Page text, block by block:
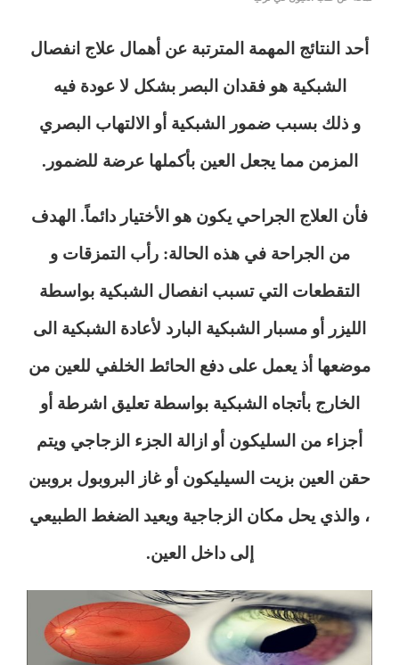
أحد النتائج المهمة المترتبة عن أهمال علاج انفصال
الشبكية هو فقدان البصر بشكل لا عودة فيه
و ذلك بسبب ضمور الشبكية أو الالتهاب البصري
المزمن مما يجعل العين بأكملها عرضة للضمور.
فأن العلاج الجراحي يكون هو الأختيار دائماً. الهدف
من الجراحة في هذه الحالة: رأب التمزقات و
التقطعات التي تسبب انفصال الشبكية بواسطة
الليزر أو مسبار الشبكية البارد لأعادة الشبكية الى
موضعها أذ يعمل على دفع الحائط الخلفي للعين من
الخارج بأتجاه الشبكية بواسطة تعليق اشرطة أو
أجزاء من السليكون أو ازالة الجزء الزجاجي ويتم
حقن العين بزيت السيليكون أو غاز البروبول بروبين
، والذي يحل مكان الزجاجية ويعيد الضغط الطبيعي
إلى داخل العين.